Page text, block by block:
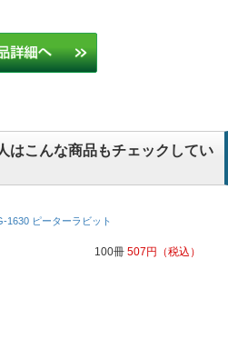
はこんな商品もチェックしてい
1630 ピーターラビット
100冊 507円 （税込）